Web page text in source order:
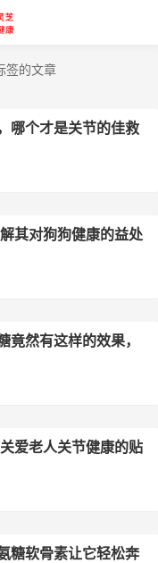
签的文章
哪个才是关节的佳救
其对狗狗健康的益处
竟然有这样的效果，
爱老人关节健康的贴
糖软骨素让它轻松奔